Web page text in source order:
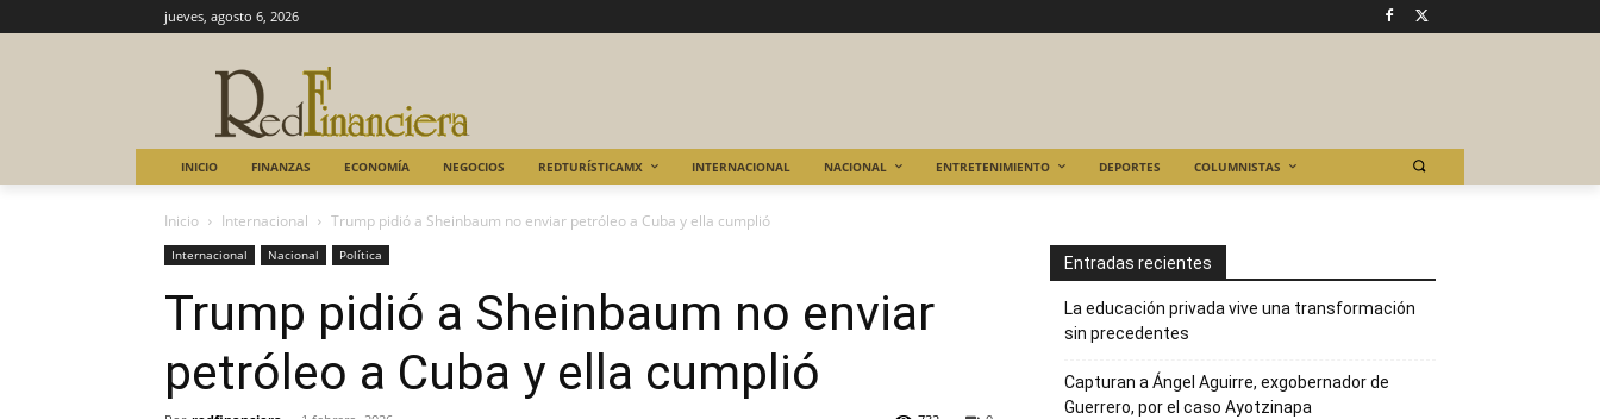
jueves, agosto 6, 2026
INICIO FINANZAS ECONOMÍA NEGOCIOS REDTURÍSTICAMX INTERNACIONAL NACIONAL ENTRETENIMIENTO DEPORTES COLUMNISTAS
Inicio Internacional Trump pidió a Sheinbaum no enviar petróleo a Cuba y ella cumplió
Internacional Nacional Política
Trump pidió a Sheinbaum no enviar
petróleo a Cuba y ella cumplió
Entradas recientes
La educación privada vive una transformación
sin precedentes
Capturan a Ángel Aguirre, exgobernador de
Guerrero, por el caso Ayotzinapa